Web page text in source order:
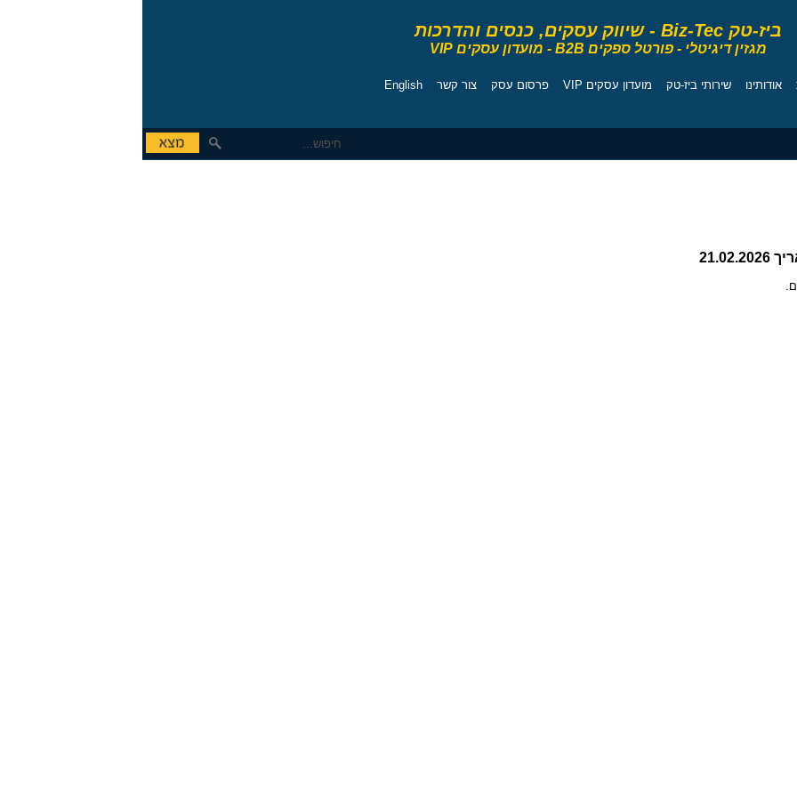
ביז-טק Biz-Tec -שיווק עסקים, כנסים והדרכות
מגזין דיגיטלי - פורטל ספקים B2B - מועדון עסקים VIP
אודותינו שירותי ביז-טק מועדון עסקים VIP פרסום עסק צור קשר English